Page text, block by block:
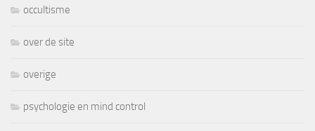
occultisme
over de site
overige
psychologie en mind control